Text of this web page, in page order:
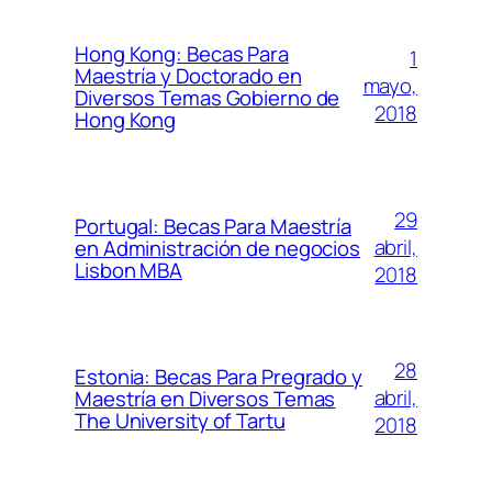
Hong Kong: Becas Para
Maestría y Doctorado en
Diversos Temas Gobierno de
Hong Kong
1
mayo,
2018
Portugal: Becas Para Maestría
en Administración de negocios
Lisbon MBA
29
abril,
2018
Estonia: Becas Para Pregrado y
Maestría en Diversos Temas
The University of Tartu
28
abril,
2018